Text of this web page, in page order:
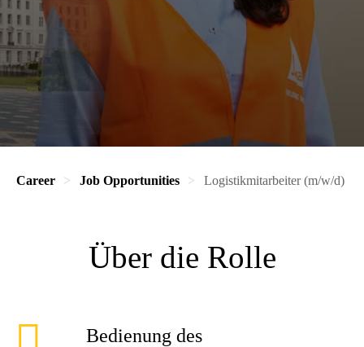
Career Job Opportunities Logistikmitarbeiter (m/w/d)
Über die Rolle
Bedienung des